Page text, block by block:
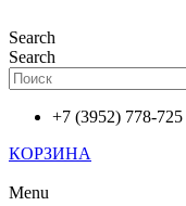
к
содержимому
Search
Search
+7 (3952) 778-725
КОРЗИНА
Menu